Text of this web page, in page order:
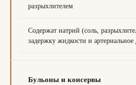
разрыхлителем
Содержат натрий (соль,
задержку жидкости и артериальное
Бульоны и консервы